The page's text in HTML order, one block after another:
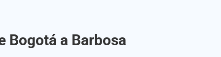
Bogotá a Barbosa